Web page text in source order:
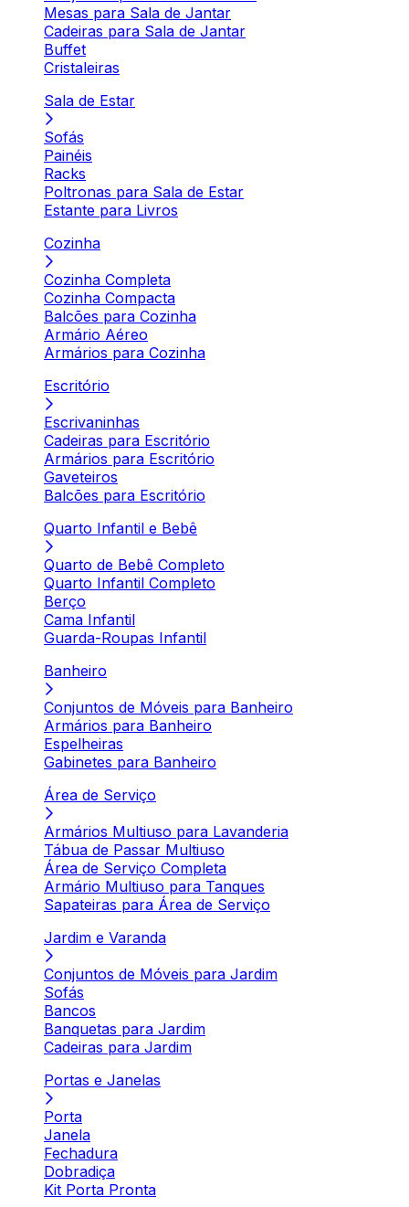
Mesas para Sala de Jantar
Cadeiras para Sala de Jantar
Buffet
Cristaleiras
Sala de Estar
Sofás
Painéis
Racks
Poltronas para Sala de Estar
Estante para Livros
Cozinha
Cozinha Completa
Cozinha Compacta
Balcões para Cozinha
Armário Aéreo
Armários para Cozinha
Escritório
Escrivaninhas
Cadeiras para Escritório
Armários para Escritório
Gaveteiros
Balcões para Escritório
Quarto Infantil e Bebê
Quarto de Bebê Completo
Quarto Infantil Completo
Berço
Cama Infantil
Guarda-Roupas Infantil
Banheiro
Conjuntos de Móveis para Banheiro
Armários para Banheiro
Espelheiras
Gabinetes para Banheiro
Área de Serviço
Armários Multiuso para Lavanderia
Tábua de Passar Multiuso
Área de Serviço Completa
Armário Multiuso para Tanques
Sapateiras para Área de Serviço
Jardim e Varanda
Conjuntos de Móveis para Jardim
Sofás
Bancos
Banquetas para Jardim
Cadeiras para Jardim
Portas e Janelas
Porta
Janela
Fechadura
Dobradiça
Kit Porta Pronta